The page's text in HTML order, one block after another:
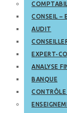
CONSEIL –
AUDIT
EXPERT-
ANALYSE
BANQUE